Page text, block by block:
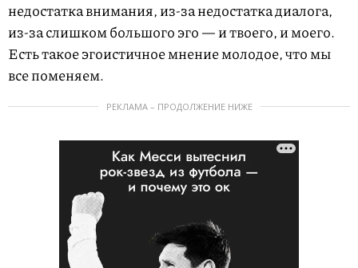
недостатка внимания, из-за недостатка диалога,
из-за слишком большого эго — и твоего, и моего.
Есть такое эгоистичное мнение молодое, что мы
все поменяем.
РЕКЛАМА – ПРОДОЛЖЕНИЕ НИЖЕ